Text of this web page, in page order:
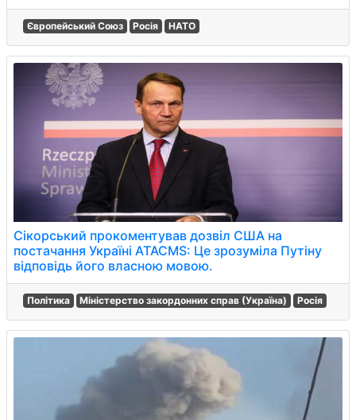
Європейський Союз Росія НАТО
Сікорський прокоментував дозвіл США на
постачання Україні ATACMS: Це зрозуміла Путіну
відповідь його власною мовою.
Політика Міністерство закордонних справ (Україна) Росія